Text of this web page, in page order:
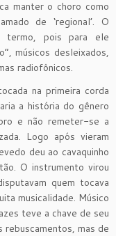
manter o choro como
de ‘regional’. O
termo, pois para ele
músicos desleixados,
radiofônicos.
na primeira corda
a história do gênero
e não remeter-se a
Logo após vieram
deu ao cavaquinho
O instrumento virou
quem tocava
musicalidade. Músico
teve a chave de seu
rebuscamentos, mas de